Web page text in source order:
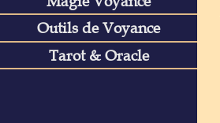
Outils de Voyance
Tarot & Oracle